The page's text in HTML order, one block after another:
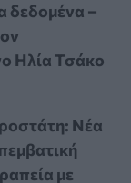
δεδομένα –
Ηλία Τσάκο
Νέα
με